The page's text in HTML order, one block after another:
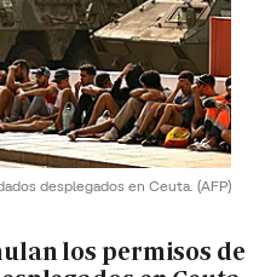
desplegados en Ceuta. (AFP)
los permisos de